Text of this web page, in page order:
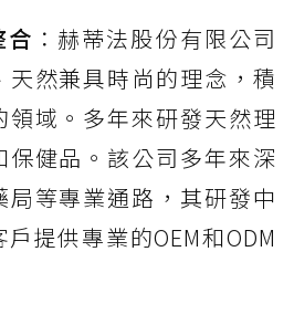
合 ：赫蒂法股份有限公司
然兼具時尚的理念，積
域。多年來研發天然理
健品。該公司多年來深
等專業通路，其研發中
提供專業的OEM和ODM